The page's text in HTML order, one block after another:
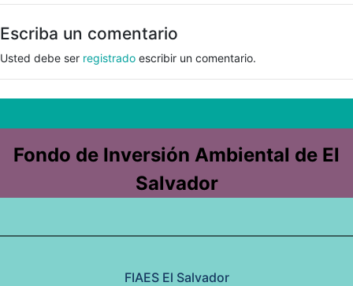
Escriba un comentario
Usted debe ser registrado escribir un comentario.
Fondo de Inversión Ambiental de El
Salvador
FIAES El Salvador